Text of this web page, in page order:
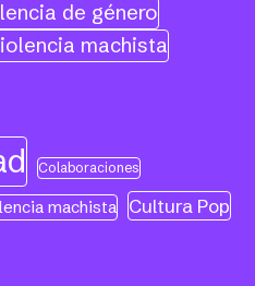
de género
machista
Colaboraciones
machista Cultura Pop